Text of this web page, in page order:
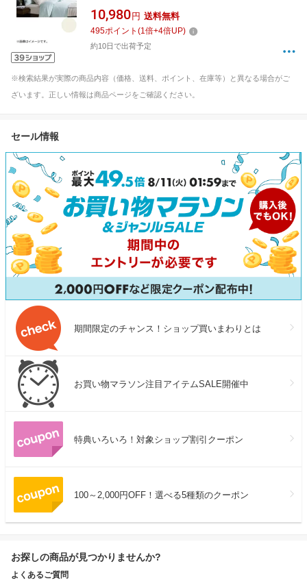
イズ(綿100%/170×210×35cm/キナリ) フランス
ベッド
10,980 円 送料無料
495ポイント (1倍+4倍UP)
約10日で出荷予定
※検索結果が実際の商品内容（価格、送料、ポイント、在庫等）と異なる場合がご
ざいます。正しい情報は商品ページをご確認ください。
セール情報
期間限定のチャンス！ショップ買いまわりとは
お買い物マラソン注目アイテムSALE開催中
特典いろいろ！対象ショップ割引クーポン
100～2,000円OFF！選べる5種類のクーポン
お探しの商品が見つかりませんか?
よくあるご質問